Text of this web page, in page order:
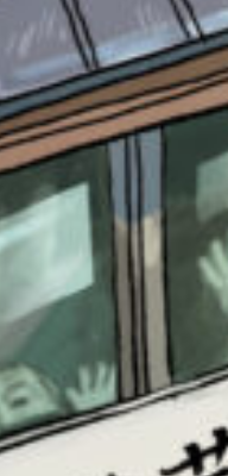
このマチのことを